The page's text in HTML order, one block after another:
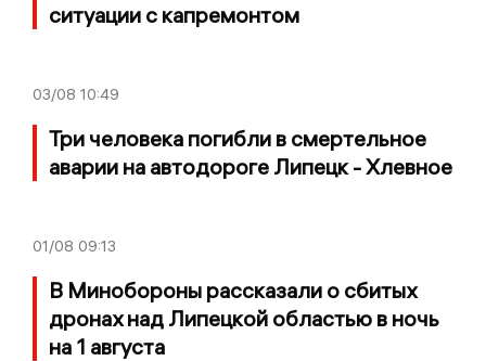
ситуации с капремонтом
03/08 10:49
Три человека погибли в смертельное
аварии на автодороге Липецк - Хлевное
01/08 09:13
В Минобороны рассказали о сбитых
дронах над Липецкой областью в ночь
на 1 августа